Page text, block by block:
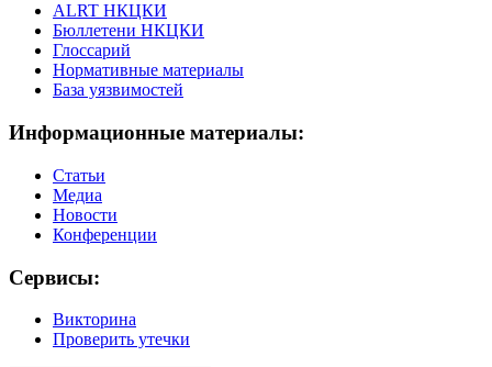
ALRT НКЦКИ
Бюллетени НКЦКИ
Глоссарий
Нормативные материалы
База уязвимостей
Информационные материалы:
Статьи
Медиа
Новости
Конференции
Сервисы:
Викторина
Проверить утечки